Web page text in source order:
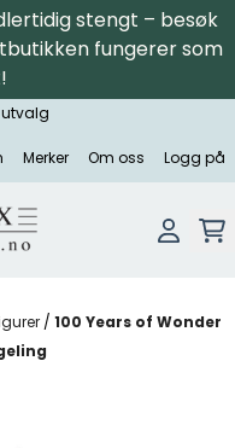
stengt – besøk
fungerer som
utvalg
Merker Om oss Logg på
/ 100 Years of Wonder